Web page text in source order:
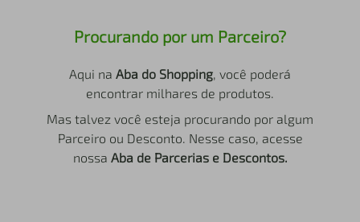
Procurando por um Parceiro?
Aqui na Aba do Shopping, você poderá
encontrar milhares de produtos.
Mas talvez você esteja procurando por algum
Parceiro ou Desconto. Nesse caso, acesse
nossa Aba de Parcerias e Descontos.